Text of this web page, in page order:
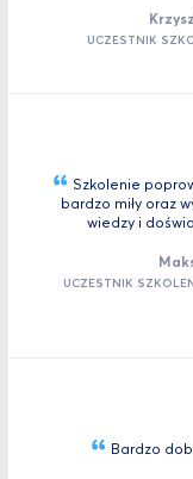
UCZESTNIK
Szkolenie
bardzo miły oraz
wiedzy i
UCZESTNIK
Bardzo